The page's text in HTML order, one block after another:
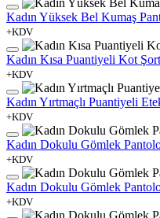
Kadın Yüksek Bel Kumaş
+KDV
Kadın Kısa Puantiyeli Kot
+KDV
Kadın Yırtmaçlı Puantiyeli
+KDV
Kadın Dokulu Gömlek
+KDV
Kadın Dokulu Gömlek
+KDV